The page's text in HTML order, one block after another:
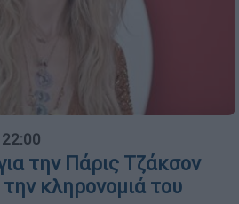
την Πάρις Τζάκσον
κληρονομιά του